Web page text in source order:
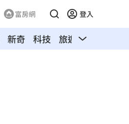
富房網 登入
新奇 科技 旅遊 汽車